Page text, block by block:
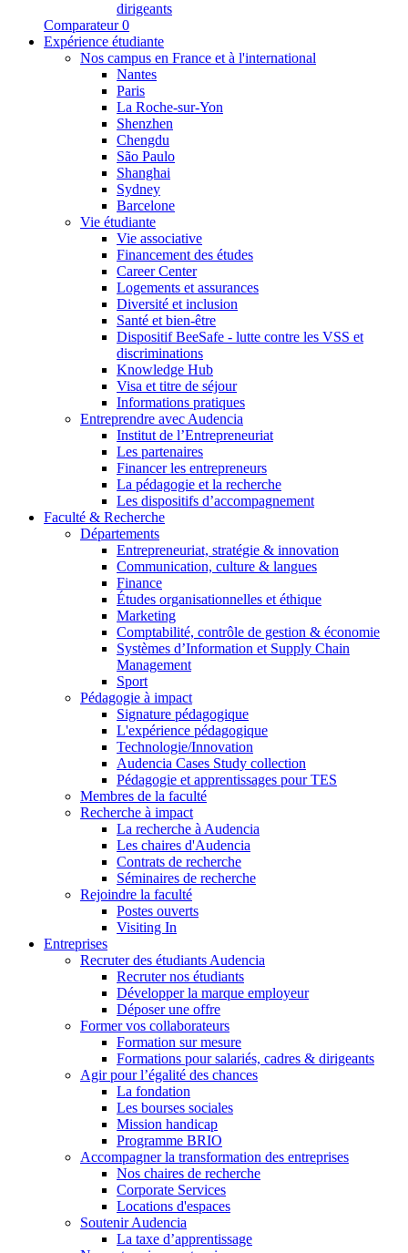
dirigeants
Comparateur 0
Expérience étudiante
Nos campus en France et à l'international
Nantes
Paris
La Roche-sur-Yon
Shenzhen
Chengdu
São Paulo
Shanghai
Sydney
Barcelone
Vie étudiante
Vie associative
Financement des études
Career Center
Logements et assurances
Diversité et inclusion
Santé et bien-être
Dispositif BeeSafe - lutte contre les VSS et
discriminations
Knowledge Hub
Visa et titre de séjour
Informations pratiques
Entreprendre avec Audencia
Institut de l’Entrepreneuriat
Les partenaires
Financer les entrepreneurs
La pédagogie et la recherche
Les dispositifs d’accompagnement
Faculté & Recherche
Départements
Entrepreneuriat, stratégie & innovation
Communication, culture & langues
Finance
Études organisationnelles et éthique
Marketing
Comptabilité, contrôle de gestion & économie
Systèmes d’Information et Supply Chain
Management
Sport
Pédagogie à impact
Signature pédagogique
L'expérience pédagogique
Technologie/Innovation
Audencia Cases Study collection
Pédagogie et apprentissages pour TES
Membres de la faculté
Recherche à impact
La recherche à Audencia
Les chaires d'Audencia
Contrats de recherche
Séminaires de recherche
Rejoindre la faculté
Postes ouverts
Visiting In
Entreprises
Recruter des étudiants Audencia
Recruter nos étudiants
Développer la marque employeur
Déposer une offre
Former vos collaborateurs
Formation sur mesure
Formations pour salariés, cadres & dirigeants
Agir pour l’égalité des chances
La fondation
Les bourses sociales
Mission handicap
Programme BRIO
Accompagner la transformation des entreprises
Nos chaires de recherche
Corporate Services
Locations d'espaces
Soutenir Audencia
La taxe d’apprentissage